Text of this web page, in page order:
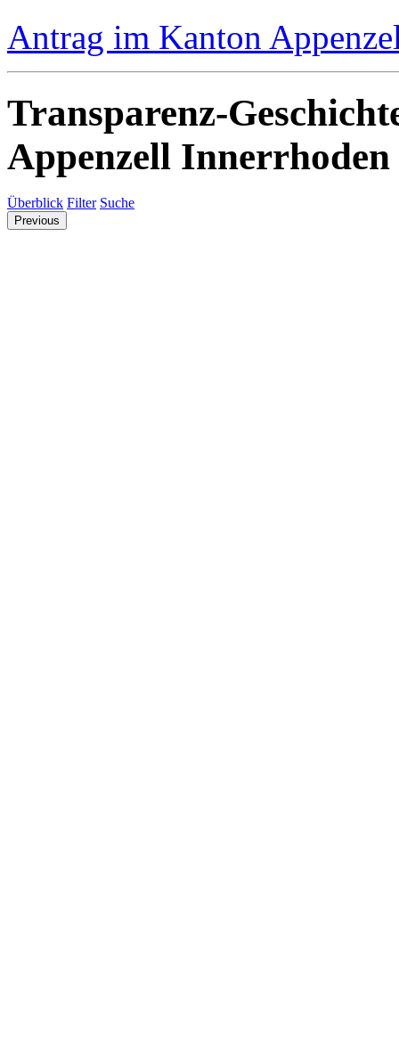
Antrag im Kanton
Transparenz-
Appenzell Innerrhoden
Überblick Filter Suche
Previous